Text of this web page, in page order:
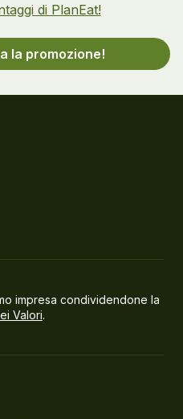
di PlanEat!
la promozione!
impresa condividendone la
Valori.